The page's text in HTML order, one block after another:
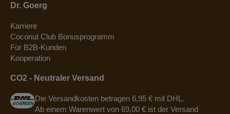
Dr. Goerg
Karriere
Coconut Club Bonusprogramm
Für B2B-Kunden
Kooperation
CO2 - Neutraler Versand
Die Versandkosten betragen 6,95 € mit DHL.
Ab einem Warenwert von 69,00 € ist der Versand